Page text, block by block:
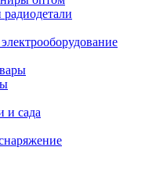
и сада